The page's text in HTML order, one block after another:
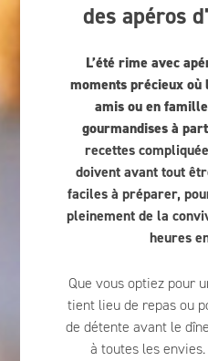
des apéros
L’été rime avec
moments précieux où
amis ou en
gourmandises à
recettes
doivent avant tout
faciles à préparer,
pleinement de la
heures
Que vous optiez pour
tient lieu de repas ou
de détente avant le
à toutes les